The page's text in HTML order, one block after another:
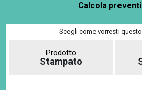
Calcola
Scegli come vorresti
Prodotto
Stampato